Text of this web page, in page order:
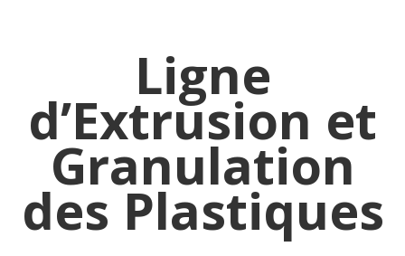
Ligne
d’Extrusion et
Granulation
des Plastiques